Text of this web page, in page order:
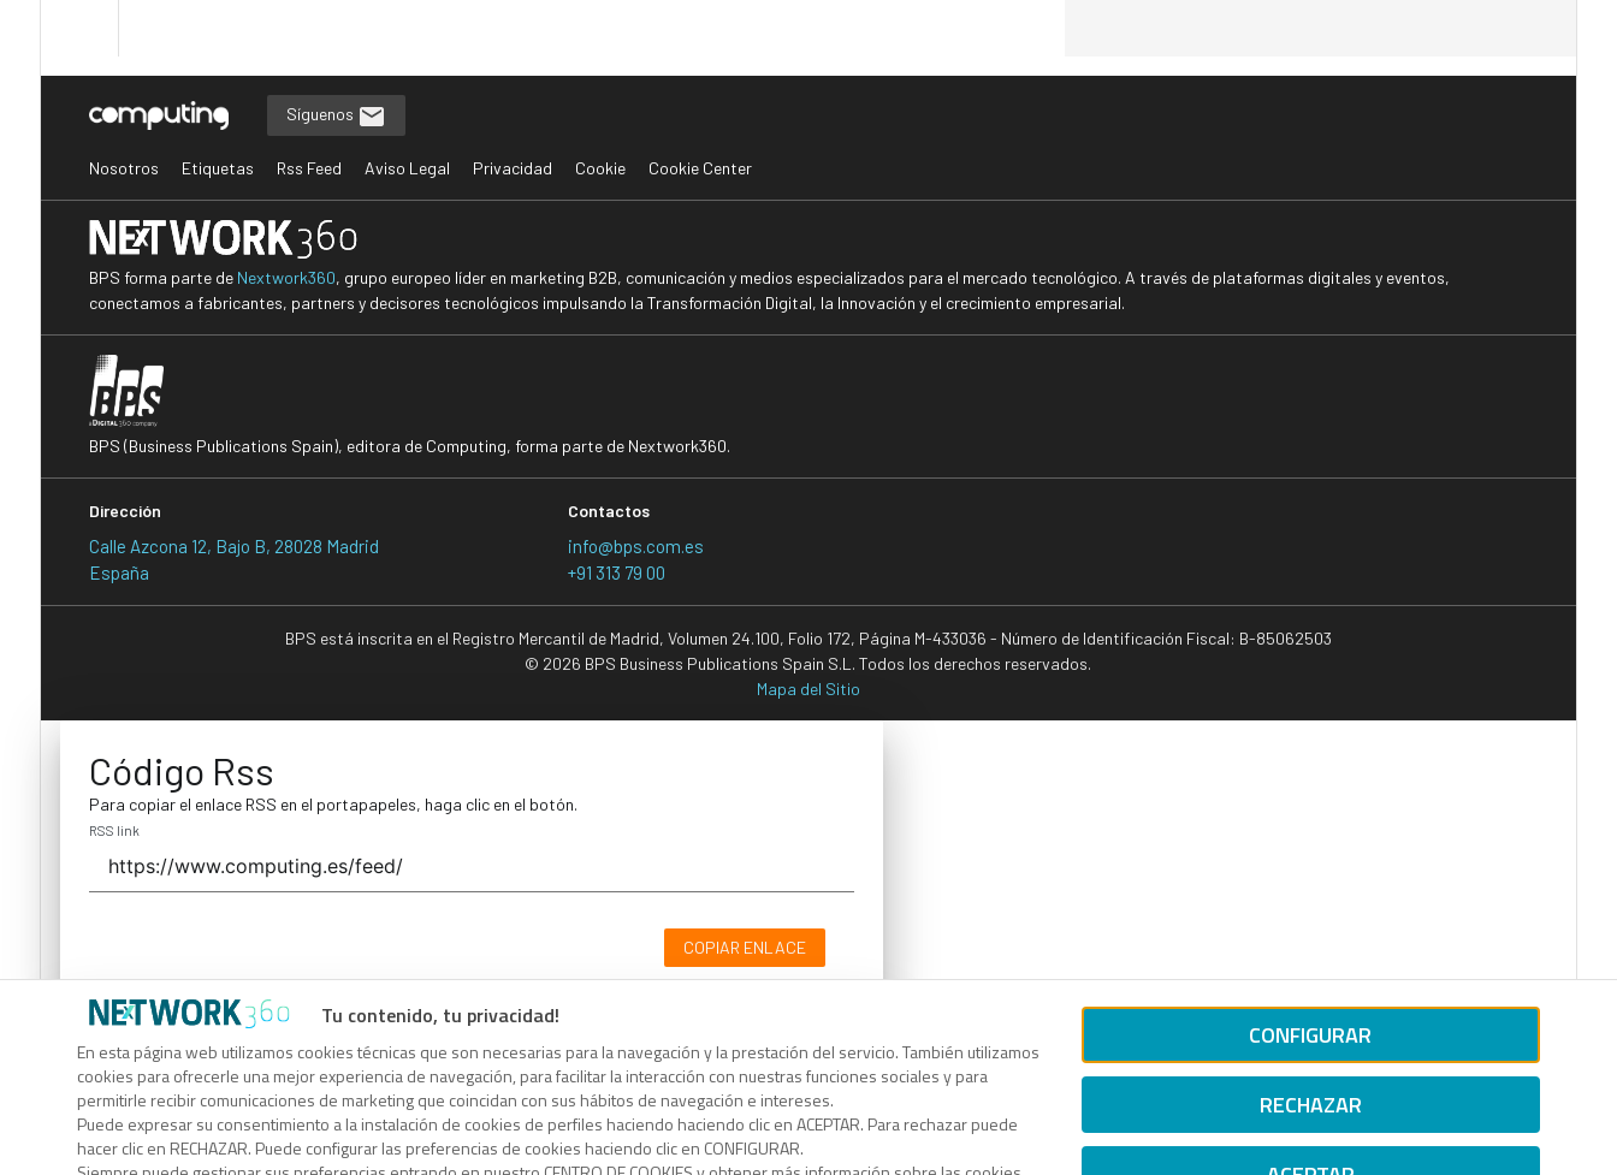
Tu contenido, tu privacidad!
En esta página web utilizamos cookies técnicas que son necesarias para la navegación y la prestación del servicio. También utilizamos
cookies para ofrecerle una mejor experiencia de navegación, para facilitar la interacción con nuestras funciones sociales y para
permitirle recibir comunicaciones de marketing que coincidan con sus hábitos de navegación e intereses.
Puede expresar su consentimiento a la instalación de cookies de perfiles haciendo haciendo clic en ACEPTAR. Para rechazar puede
hacer clic en RECHAZAR. Puede configurar las preferencias de cookies haciendo clic en CONFIGURAR.
CONFIGURAR
RECHAZAR
Síguenos
Nosotros Etiquetas Rss Feed Aviso Legal Privacidad Cookie Cookie Center
BPS forma parte de Nextwork360, grupo europeo líder en marketing B2B, comunicación y medios especializados para el mercado tecnológico. A través de plataformas digitales y eventos,
conectamos a fabricantes, partners y decisores tecnológicos impulsando la Transformación Digital, la Innovación y el crecimiento empresarial.
BPS (Business Publications Spain), editora de Computing, forma parte de Nextwork360.
Dirección
Calle Azcona 12, Bajo B, 28028 Madrid
España
Contactos
info@bps.com.es
+91 313 79 00
BPS está inscrita en el Registro Mercantil de Madrid, Volumen 24.100, Folio 172, Página M-433036 - Número de Identificación Fiscal: B-85062503
© 2026 BPS Business Publications Spain S.L. Todos los derechos reservados.
Mapa del Sitio
Código Rss
Para copiar el enlace RSS en el portapapeles, haga clic en el botón.
RSS link
COPIAR ENLACE
Código Rss
Para copiar el enlace RSS en el portapapeles, haga clic en el botón.